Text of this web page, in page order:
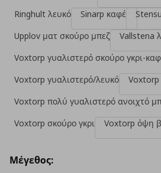
Ringhult λευκό
Sinarp καφέ
Upplov ματ σκούρο μπεζ
Vallstena
Voxtorp γυαλιστερό σκούρο γκρι-
Voxtorp γυαλιστερό/λευκό
Voxtorp
Voxtorp πολύ γυαλιστερό ανοιχτό
Voxtorp σκούρο γκρι
Voxtorp όψη
Μέγεθος: